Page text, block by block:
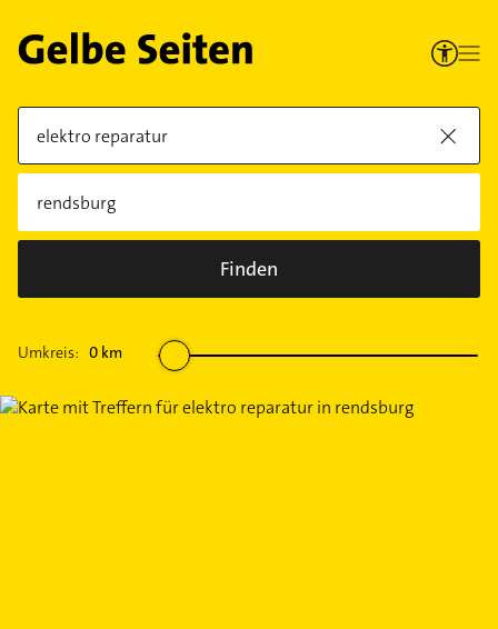
Finden
Umkreis: 0 km